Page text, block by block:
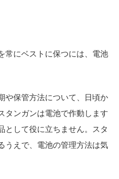
常にベストに保つには、電池
や保管方法について、日頃か
タンガンは電池で作動します
として役に立ちません。スタ
うえで、電池の管理方法は気